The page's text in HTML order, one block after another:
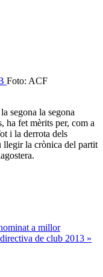
Foto: ACF
segona la segona
ha fet mèrits per, com a
i la derrota dels
llegir la crònica del partit
a millor
de club 2013 »